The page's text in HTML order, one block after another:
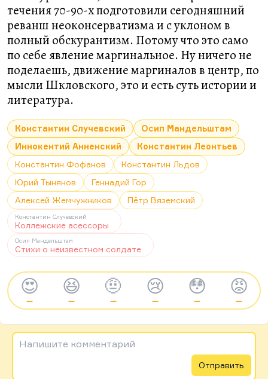
течения 70-90-х подготовили сегодняшний
реванш неоконсерватизма и с уклоном в
полный обскурантизм. Потому что это само
по себе явление маргинальное. Ну ничего не
поделаешь, движение маргиналов в центр, по
мысли Шкловского, это и есть суть истории и
литература.
Константин Случевский
Осип Мандельштам
Иннокентий Анненский
Константин Леонтьев
Константин Фофанов
Константин Льдов
Юрий Тынянов
Геннадий Гор
Алексей Жемчужников
Пётр Вяземский
Константин Случевский
Коллежские асессоры
Осип Мандельштам
Стихи о неизвестном солдате
😍
—
😆
—
🤨
—
😢
—
😳
—
😡
—
Напишите комментарий
Отправить